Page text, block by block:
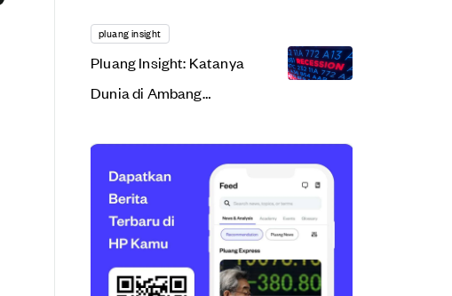
Dollar Cost Averaging?
pluang insight
Pluang Insight: Katanya
Dunia di Ambang
Resesi Ekonomi?